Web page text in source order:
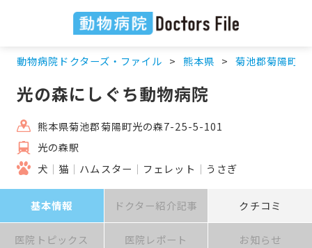
動物病院ドクターズ・ファイル 熊本県 菊池郡菊陽町
光の森にしぐち動物病院
熊本県菊池郡菊陽町光の森7-25-5-101
光の森駅
犬
猫 ハムスター フェレット うさぎ
基本情報 ドクター紹介記事 クチコミ
医院トピックス 医院レポート お知らせ